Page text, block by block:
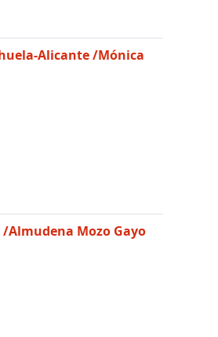
Alicante/Mónica
/Almudena Mozo Gayo